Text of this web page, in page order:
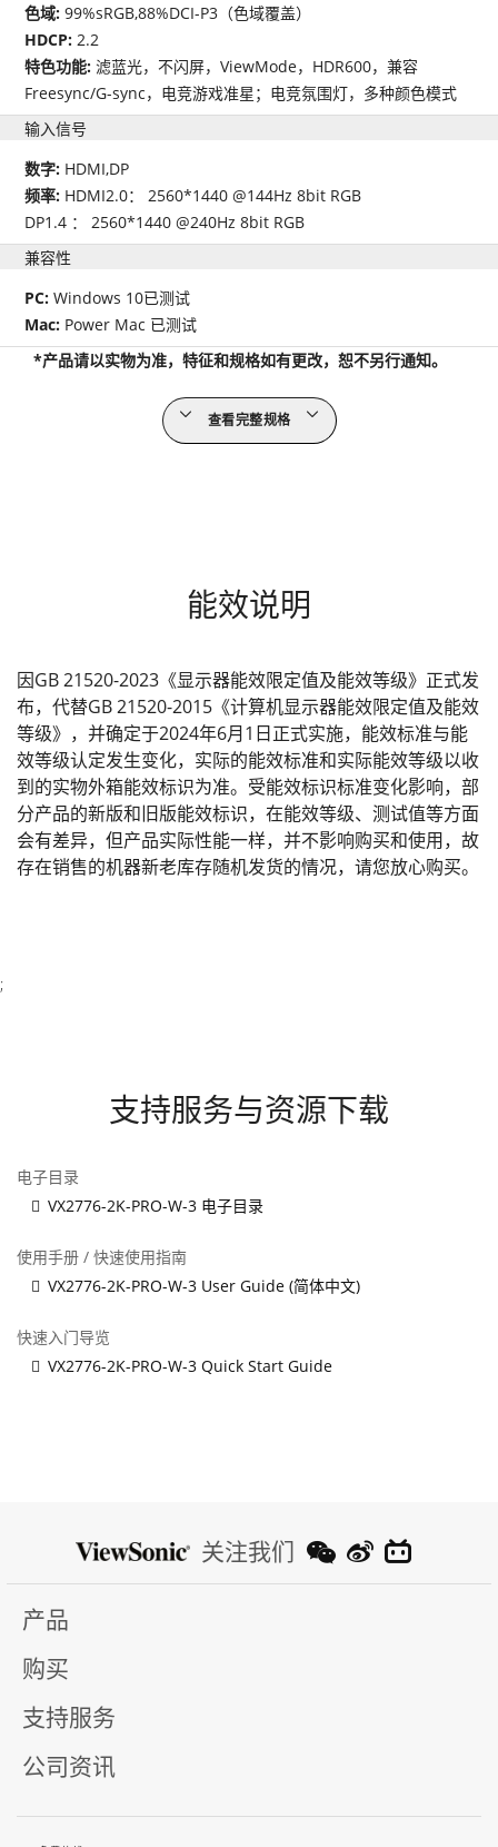
色域:99%sRGB,88%DCI-P3（色域覆盖）
HDCP:2.2
特色功能:滤蓝光，不闪屏，ViewMode，HDR600，兼容
Freesync/G-sync，电竞游戏准星；电竞氛围灯，多种颜色模式
输入信号
数字: HDMI,DP
频率: HDMI2.0： 2560*1440 @144Hz 8bit RGB
DP1.4 ： 2560*1440 @240Hz 8bit RGB
兼容性
PC:Windows 10已测试
Mac: Power Mac 已测试
*产品请以实物为准，特征和规格如有更改，恕不另行通知。
查看完整规格
能效说明
因GB 21520-2023《显示器能效限定值及能效等级》正式发
布，代替GB 21520-2015《计算机显示器能效限定值及能效
等级》，并确定于2024年6月1日正式实施，能效标准与能
效等级认定发生变化，实际的能效标准和实际能效等级以收
到的实物外箱能效标识为准。受能效标识标准变化影响，部
分产品的新版和旧版能效标识，在能效等级、测试值等方面
会有差异，但产品实际性能一样，并不影响购买和使用，故
存在销售的机器新老库存随机发货的情况，请您放心购买。
;
支持服务与资源下载
电子目录
VX2776-2K-PRO-W-3 电子目录
使用手册 / 快速使用指南
VX2776-2K-PRO-W-3 User Guide (简体中文)
快速入门导览
VX2776-2K-PRO-W-3 Quick Start Guide
关注我们
产品
购买
支持服务
公司资讯